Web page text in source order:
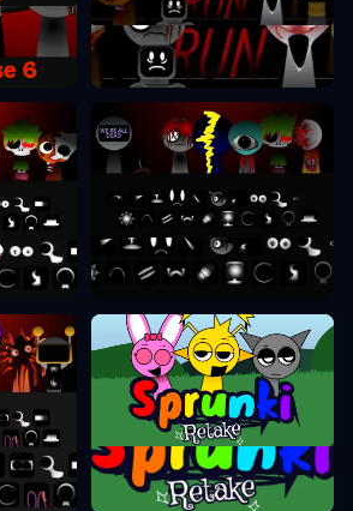
6
Sprunki Phase 7
8 Sprunki Phase 9
Sprunki Retake